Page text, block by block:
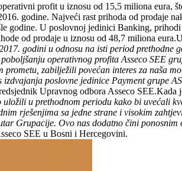
profit u iznosu od 15,5 miliona eura,
godine. Najveći rast prihoda od prodaje
godine. U poslovnoj jedinici Banking,
od prodaje u iznosu od 48,7 miliona
godini u odnosu na isti period prethodne
operativnog profita Asseco SEE
zabilježili povećan interes za naša
poslovne jedinice Payment grupe
Upravnog odbora Asseco SEE.Kada
uložili u prethodnom periodu kako bi uvećali
rješenjima sa jedne strane i visokim
Grupacije. Ovo nas dodatno čini ponosnim
SEE u Bosni i Hercegovini.